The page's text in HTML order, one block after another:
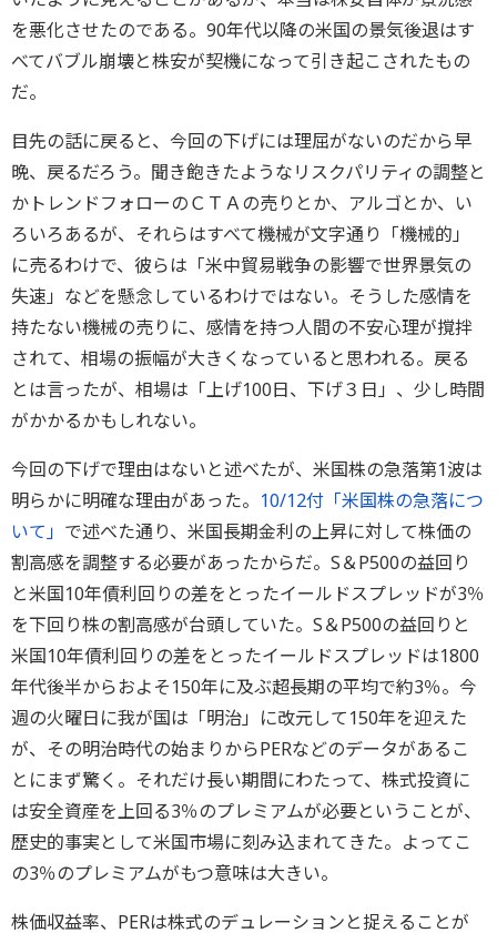
を悪化させたのである。90年代以降の米国の景気後退はす
べてバブル崩壊と株安が契機になって引き起こされたもの
だ。
目先の話に戻ると、今回の下げには理屈がないのだから早
晩、戻るだろう。聞き飽きたようなリスクパリティの調整と
かトレンドフォローのＣＴＡの売りとか、アルゴとか、い
ろいろあるが、それらはすべて機械が文字通り「機械的」
に売るわけで、彼らは「米中貿易戦争の影響で世界景気の
失速」などを懸念しているわけではない。そうした感情を
持たない機械の売りに、感情を持つ人間の不安心理が撹拌
されて、相場の振幅が大きくなっていると思われる。戻る
とは言ったが、相場は「上げ100日、下げ３日」、少し時間
がかかるかもしれない。
今回の下げで理由はないと述べたが、米国株の急落第1波は
明らかに明確な理由があった。 10/12付「米国株の急落につ
いて」 で述べた通り、米国長期金利の上昇に対して株価の
割高感を調整する必要があったからだ。S＆P500の益回り
と米国10年債利回りの差をとったイールドスプレッドが3％
を下回り株の割高感が台頭していた。S＆P500の益回りと
米国10年債利回りの差をとったイールドスプレッドは1800
年代後半からおよそ150年に及ぶ超長期の平均で約3％。今
週の火曜日に我が国は「明治」に改元して150年を迎えた
が、その明治時代の始まりからPERなどのデータがあるこ
とにまず驚く。それだけ長い期間にわたって、株式投資に
は安全資産を上回る3％のプレミアムが必要ということが、
歴史的事実として米国市場に刻み込まれてきた。よってこ
の3％のプレミアムがもつ意味は大きい。
株価収益率、PERは株式のデュレーションと捉えることが